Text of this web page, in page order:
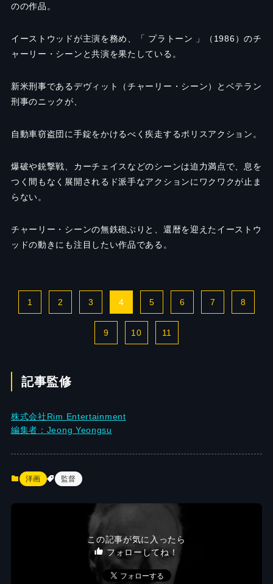
のの作品。
イーストウッドが主演を務め、「 プラトーン 」（1986）のチ
ャーリー・シーンと共演を果たしている。
新米刑事であるデヴィット（チャーリー・シーン）とベテラン
刑事のニックが、
自動車窃盗団に手錠をかけるべく疾走するポリスアクション。
爆破や銃撃戦、カーチェイスなどのシーンは迫力満点で、息を
つく間もなく展開されるド派手なアクションにワクワクが止ま
らない。
チャーリー・シーンの無鉄砲ぶりと、還暦を迎えたイーストウ
ッドの動きにも注目したい作品である。
1 2 3 4 5 6 7 8
9 10 11
記事監修
株式会社Rim Entertainment
編集者：Jeong Yeongsu
洋画 監督
この記事が気に入ったら
フォローしてね！